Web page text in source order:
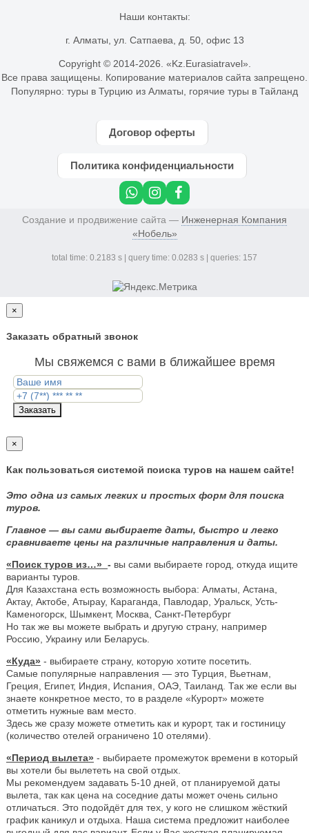
Наши контакты:
г. Алматы, ул. Сатпаева, д. 50, офис 13
Copyright © 2014-2026. «Kz.Eurasiatravel».
Все права защищены. Копирование материалов сайта запрещено.
Популярно: туры в Турцию из Алматы горячие туры в Тайланд
Договор оферты
Политика конфиденциальности
Создание и продвижение сайта — Инженерная Компания
«Нобель»
total time: 0.2183 s | query time: 0.0283 s | queries: 157
×
Заказать обратный звонок
Мы свяжемся с вами в ближайшее время
Заказать
×
Как пользоваться системой поиска туров на нашем сайте!
Это одна из самых легких и простых форм для поиска
туров.
Главное — вы сами выбираете даты, быстро и легко
сравниваете цены на различные направления и даты.
«Поиск туров из…» - вы сами выбираете город, откуда ищите
варианты туров.
Для Казахстана есть возможность выбора: Алматы, Астана,
Актау, Актобе, Атырау, Караганда, Павлодар, Уральск, Усть-
Каменогорск, Шымкент, Москва, Санкт-Петербург
Но так же вы можете выбрать и другую страну, например
Россию, Украину или Беларусь.
«Куда» - выбираете страну, которую хотите посетить.
Самые популярные направления — это Турция, Вьетнам,
Греция, Египет, Индия, Испания, ОАЭ, Таиланд. Так же если вы
знаете конкретное место, то в разделе «Курорт» можете
отметить нужные вам место.
Здесь же сразу можете отметить как и курорт, так и гостиницу
(количество отелей ограничено 10 отелями).
«Период вылета» - выбираете промежуток времени в который
вы хотели бы вылететь на свой отдых.
Мы рекомендуем задавать 5-10 дней, от планируемой даты
вылета, так как цена на соседние даты может очень сильно
отличаться. Это подойдёт для тех, у кого не слишком жёсткий
график каникул и отдыха. Наша система предложит наиболее